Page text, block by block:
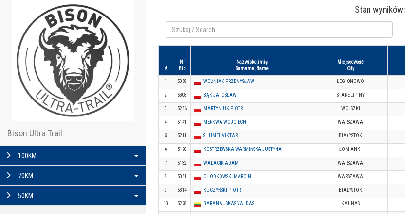
Bison Ultra Trail
100KM
70KM
50KM
Stan wyników:
#
Nr
Bib
Nazwisko, imię
Surname, Name
Miejscowość
City
1 5058 WOŹNIAK PRZEMYSŁAW LEGIONOWO
2 5308 BĄK JAROSŁAW STARE LIPINY
3 5256 MARTYNIUK PIOTR WOJSZKI
4 5141 MERKWA WOJCIECH WARSZAWA
5 5211 SHUMEL VIKTAR BIAŁYSTOK
6 5170 KOSTRZEWSKA-WARMIŃSKA JUSTYNA ŁOMIANKI
7 5132 WALACIK ADAM WARSZAWA
8 5051 CHODKOWSKI MARCIN WARSZAWA
9 5314 KUCZYŃSKI PIOTR BIAŁYSTOK
10 5278 BARANAUSKAS VALDAS KAUNAS